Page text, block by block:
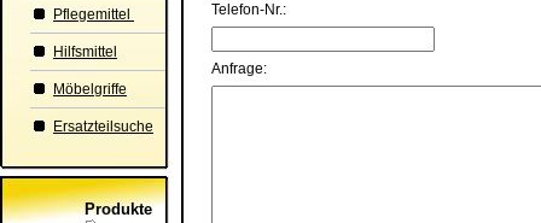
Pflegemittel
Hilfsmittel
Möbelgriffe
Ersatzteilsuche
Produkte
Telefon-Nr.:
Anfrage: